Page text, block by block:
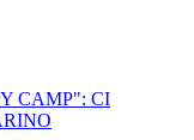
CAMP": CI